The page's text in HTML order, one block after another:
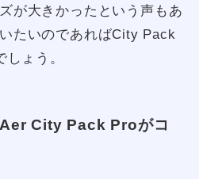
が大きかったという声もあ
たいのであればCity Pack
ょう。
City Pack Proがコ